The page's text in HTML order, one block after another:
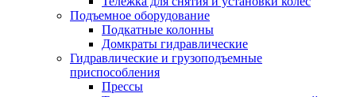
Подъемное оборудование
Подкатные колонны
Домкраты гидравлические
Гидравлические и грузоподъемные
приспособления
Прессы